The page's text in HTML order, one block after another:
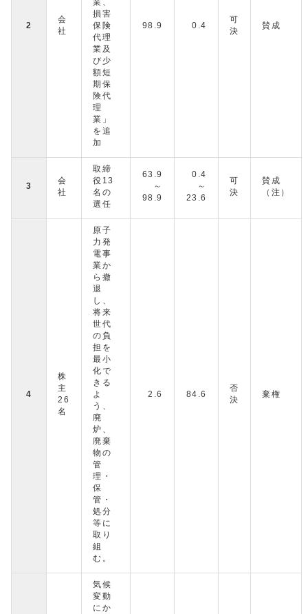
2
会
社
業、
損害
保険
代理
業及
び少
額短
期保
険代
理
業」
を追
加
98.9 0.4
可
決
賛成
3
会
社
取締
役13
名の
選任
63.9
～
98.9
0.4
～
23.6
可
決
賛成
（注）
4
株
主
26
名
原子
力発
電事
業か
ら撤
退
し、
将来
世代
の負
担を
最小
化で
きる
よ
う、
廃
炉、
廃棄
物の
管
理・
保
管・
処分
等に
取り
組
む。
2.6 84.6
否
決
棄権
気候
変動
にか